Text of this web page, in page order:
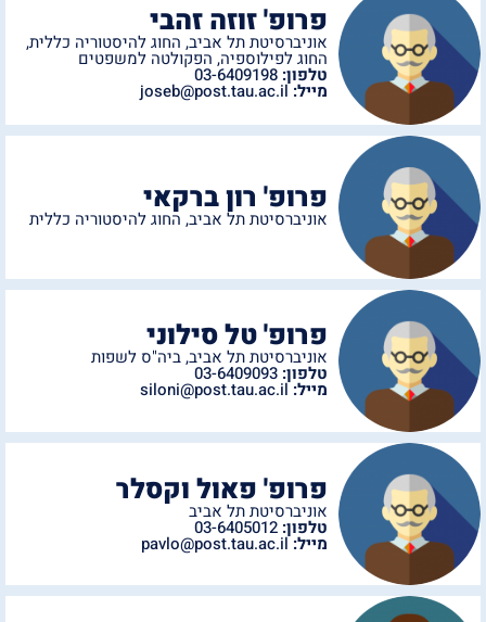
פרופ' זוזה זהבי
אוניברסיטת תל אביב, החוג להיסטוריה כללית,
החוג לפילוספיה, הפקולטה למשפטים
טלפון: 03-6409198
מייל:joseb@post.tau.ac.il
פרופ' רון ברקאי
אוניברסיטת תל אביב, החוג להיסטוריה כללית
פרופ' טל סילוני
אוניברסיטת תל אביב,ביה"ס לשפות
טלפון: 03-6409093
מייל:siloni@post.tau.ac.il
פרופ' פאול וקסלר
אוניברסיטת תל אביב
טלפון: 03-6405012
מייל:pavlo@post.tau.ac.il